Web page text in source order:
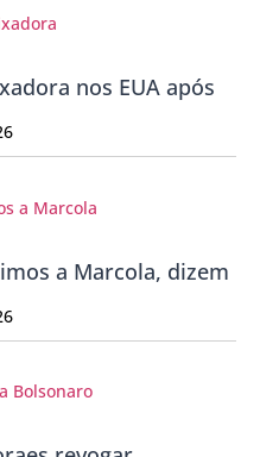
nos EUA após
a Marcola, dizem